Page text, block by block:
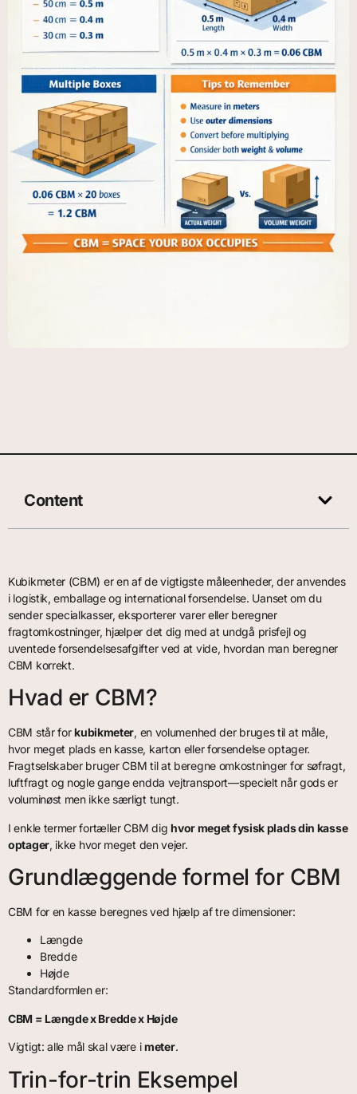
Content
Kubikmeter (CBM) er en af de vigtigste måleenheder, der anvendes
i logistik, emballage og international forsendelse. Uanset om du
sender specialkasser, eksporterer varer eller beregner
fragtomkostninger, hjælper det dig med at undgå prisfejl og
uventede forsendelsesafgifter ved at vide, hvordan man beregner
CBM korrekt.
Hvad er CBM?
CBM står forkubikmeter, en volumenhed der bruges til at måle,
hvor meget plads en kasse, karton eller forsendelse optager.
Fragtselskaber bruger CBM til at beregne omkostninger for søfragt,
luftfragt og nogle gange endda vejtransport—specielt når gods er
voluminøst men ikke særligt tungt.
I enkle termer fortæller CBM dighvor meget fysisk plads din kasse
optager, ikke hvor meget den vejer.
Grundlæggende formel for CBM
CBM for en kasse beregnes ved hjælp af tre dimensioner:
Længde
Bredde
Højde
Standardformlen er:
CBM = Længde x Bredde x Højde
Vigtigt: alle mål skal være imeter.
Trin-for-trin Eksempel